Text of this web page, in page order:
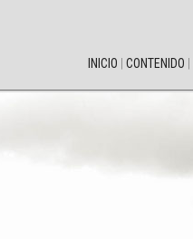
INICIO CONTENIDO